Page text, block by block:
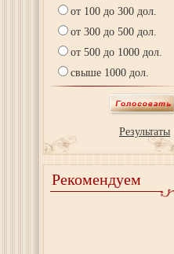
от 100 до 300 дол.
от 300 до 500 дол.
от 500 до 1000 дол.
свыше 1000 дол.
Результаты
Рекомендуем